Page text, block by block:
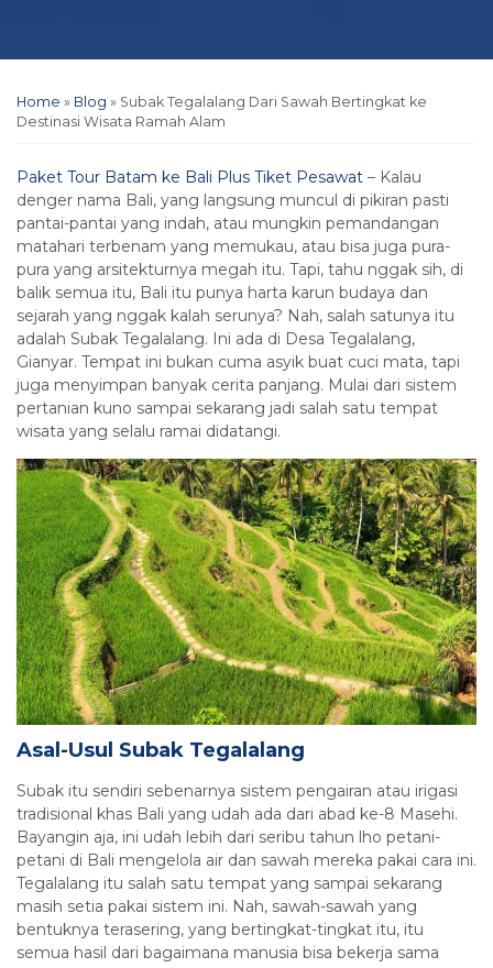
Home » Blog » Subak Tegalalang Dari Sawah Bertingkat ke
Destinasi Wisata Ramah Alam
Paket Tour Batam ke Bali Plus Tiket Pesawat – Kalau
denger nama Bali, yang langsung muncul di pikiran pasti
pantai-pantai yang indah, atau mungkin pemandangan
matahari terbenam yang memukau, atau bisa juga pura-
pura yang arsitekturnya megah itu. Tapi, tahu nggak sih, di
balik semua itu, Bali itu punya harta karun budaya dan
sejarah yang nggak kalah serunya? Nah, salah satunya itu
adalah Subak Tegalalang. Ini ada di Desa Tegalalang,
Gianyar. Tempat ini bukan cuma asyik buat cuci mata, tapi
juga menyimpan banyak cerita panjang. Mulai dari sistem
pertanian kuno sampai sekarang jadi salah satu tempat
wisata yang selalu ramai didatangi.
Asal-Usul Subak Tegalalang
Subak itu sendiri sebenarnya sistem pengairan atau irigasi
tradisional khas Bali yang udah ada dari abad ke-8 Masehi.
Bayangin aja, ini udah lebih dari seribu tahun lho petani-
petani di Bali mengelola air dan sawah mereka pakai cara ini.
Tegalalang itu salah satu tempat yang sampai sekarang
masih setia pakai sistem ini. Nah, sawah-sawah yang
bentuknya terasering, yang bertingkat-tingkat itu, itu
semua hasil dari bagaimana manusia bisa bekerja sama